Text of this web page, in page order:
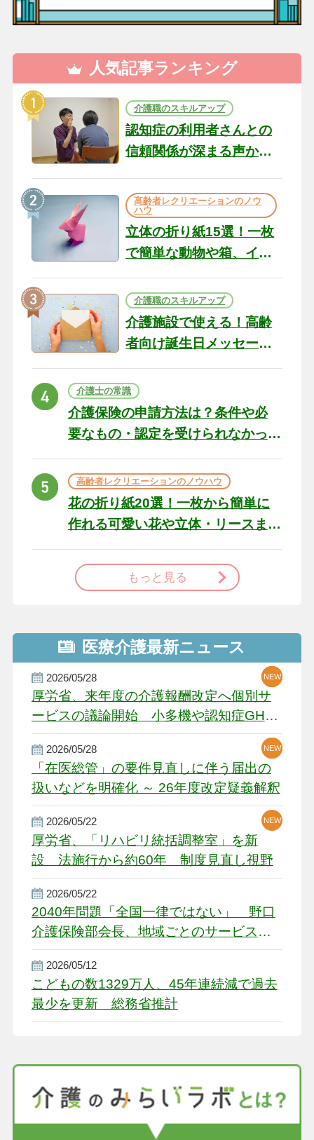
人気記事ランキング
介護職のスキルアップ
認知症の利用者さんとの
信頼関係が深まる声かけ
の現場から（22）
高齢者レクリエーションのノウ
ハウ
立体の折り紙15選！一枚
で簡単な動物や箱、イン
介護職のスキルアップ
介護施設で使える！高齢
者向け誕生日メッセージ
ト
介護士の常識
介護保険の申請方法は？条件や必
要なもの・認定を受けられなかっ
高齢者レクリエーションのノウハウ
花の折り紙20選！一枚から簡単に
作れる可愛い花や立体・リースま
もっと見る
医療介護最新ニュース
2026/05/28
厚労省、来年度の介護報酬改定へ個別サ
ービスの議論開始 小多機や認知症GH、
厳しい経営環境に危機感
NEW
NEW
NEW
2026/05/28
「在医総管」の要件見直しに伴う届出の
扱いなどを明確化 ～ 26年度改定疑義解釈
NEW
NEW
2026/05/22
厚労省、「リハビリ統括調整室」を新
設 法施行から約60年 制度見直し視野
NEW
2026/05/22
2040年問題「全国一律ではない」 野口
介護保険部会長、地域ごとのサービス基
盤整備を促す
2026/05/12
こどもの数1329万人、45年連続減で過去
最少を更新 総務省推計